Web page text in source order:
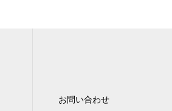
お問い合わせ